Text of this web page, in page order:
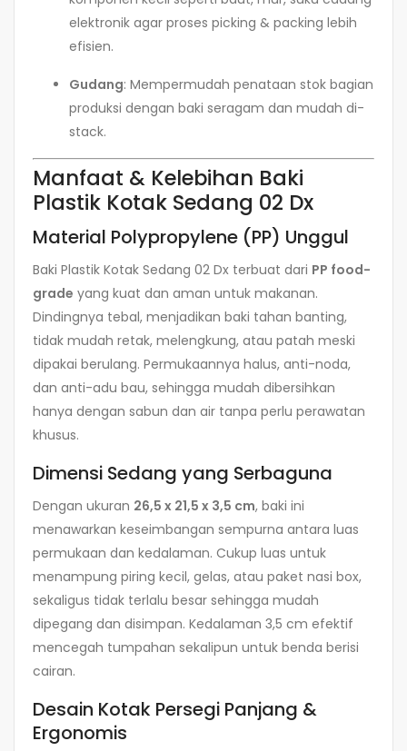
elektronik agar proses picking & packing lebih
efisien.
Gudang: Mempermudah penataan stok bagian
produksi dengan baki seragam dan mudah di-
stack.
Manfaat & Kelebihan Baki
Plastik Kotak Sedang 02 Dx
Material Polypropylene (PP) Unggul
Baki Plastik Kotak Sedang 02 Dx terbuat dari PP food-
grade yang kuat dan aman untuk makanan.
Dindingnya tebal, menjadikan baki tahan banting,
tidak mudah retak, melengkung, atau patah meski
dipakai berulang. Permukaannya halus, anti-noda,
dan anti-adu bau, sehingga mudah dibersihkan
hanya dengan sabun dan air tanpa perlu perawatan
khusus.
Dimensi Sedang yang Serbaguna
Dengan ukuran 26,5 x 21,5 x 3,5 cm, baki ini
menawarkan keseimbangan sempurna antara luas
permukaan dan kedalaman. Cukup luas untuk
menampung piring kecil, gelas, atau paket nasi box,
sekaligus tidak terlalu besar sehingga mudah
dipegang dan disimpan. Kedalaman 3,5 cm efektif
mencegah tumpahan sekalipun untuk benda berisi
cairan.
Desain Kotak Persegi Panjang &
Ergonomis